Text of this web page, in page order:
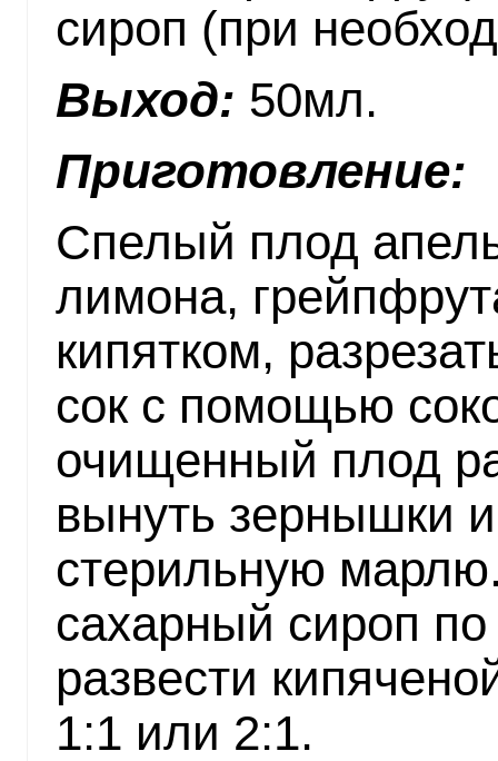
сироп (при
Выход: 50мл.
Приготовление:
Спелый плод
лимона,
кипятком,
сок с помощью
очищенный плод
вынуть зернышки
стерильную
сахарный сироп
развести
1:1 или 2:1.